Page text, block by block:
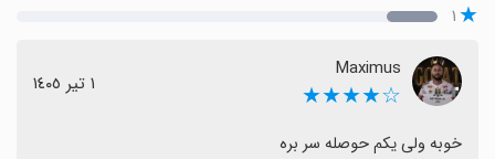
۱
Maximus
☆★★★★ ١ تیر ١٤٠٥
خوبه ولی یکم حوصله سر بره